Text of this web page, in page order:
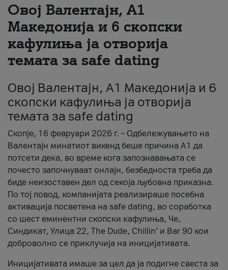
Овој Валентајн, A1
Македонија и 6 скопски
кафулиња ја отворија
темата за safe dating
Овој Валентајн, A1 Македонија и 6
скопски кафулиња ја отворија
темата за safe dating
Скопје, 16 февруари 2026 г. – Одбележувањето на
Валентајн минатиот викенд беше причина А1 да
потсети дека, во време кога запознавањата се
почесто започнуваат онлајн, безбедноста треба да
биде неизоставен дел од секоја љубовна приказна.
По тој повод, компанијата реализираше посебна
активација посветена на safe dating, во соработка
со шест еминентни скопски кафулиња, Че,
Синдикат, Улица 22, The Dude, Chillin’ и Bar 90 кои
доброволно се приклучија на иницијативата.
Иницијативата имаше за цел да ја подигне свеста за